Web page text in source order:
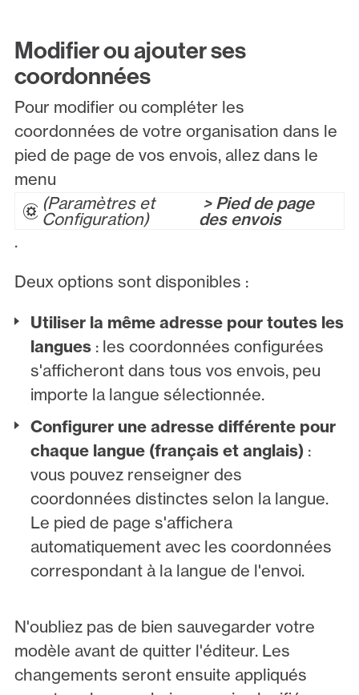
Modifier ou ajouter ses
coordonnées
Pour modifier ou compléter les
coordonnées de votre organisation dans le
pied de page de vos envois, allez dans le
menu
Paramètres et
Configuration
> Pied de page
des envois
.
Deux options sont disponibles :
Utiliser la même adresse pour toutes les
langues : les coordonnées configurées
s'afficheront dans tous vos envois, peu
importe la langue sélectionnée.
Configurer une adresse différente pour
chaque langue (français et anglais) :
vous pouvez renseigner des
coordonnées distinctes selon la langue.
Le pied de page s'affichera
automatiquement avec les coordonnées
correspondant à la langue de l'envoi.
N'oubliez pas de bien sauvegarder votre
modèle avant de quitter l'éditeur. Les
changements seront ensuite appliqués